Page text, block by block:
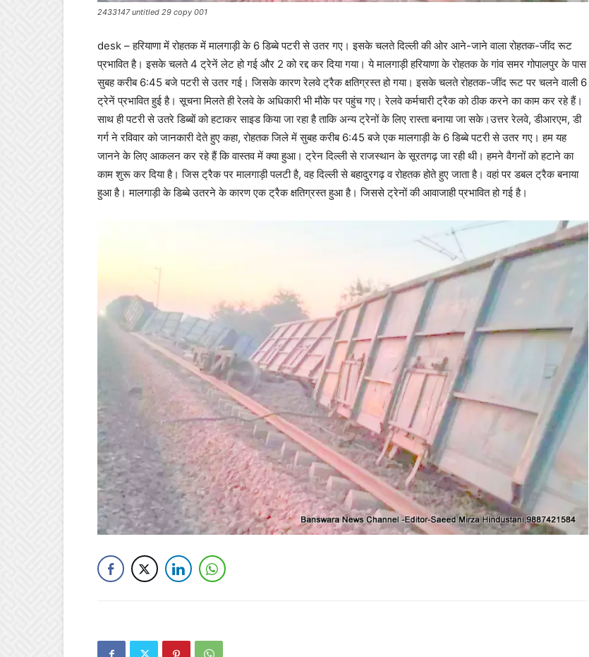
2433147 untitled 29 copy 001
desk – हरियाणा में रोहतक में मालगाड़ी के 6 डिब्बे पटरी से उतर गए। इसके चलते दिल्ली की ओर आने-जाने वाला रोहतक-जींद रूट
प्रभावित है। इसके चलते 4 ट्रेनें लेट हो गई और 2 को रद्द कर दिया गया। ये मालगाड़ी हरियाणा के रोहतक के गांव समर गोपालपुर के पास
सुबह करीब 6:45 बजे पटरी से उतर गई। जिसके कारण रेलवे ट्रैक क्षतिग्रस्त हो गया। इसके चलते रोहतक-जींद रूट पर चलने वाली 6
ट्रेनें प्रभावित हुई है। सूचना मिलते ही रेलवे के अधिकारी भी मौके पर पहुंच गए। रेलवे कर्मचारी ट्रैक को ठीक करने का काम कर रहे हैं।
साथ ही पटरी से उतरे डिब्बों को हटाकर साइड किया जा रहा है ताकि अन्य ट्रेनों के लिए रास्ता बनाया जा सके।उत्तर रेलवे, डीआरएम, डी
गर्ग ने रविवार को जानकारी देते हुए कहा, रोहतक जिले में सुबह करीब 6:45 बजे एक मालगाड़ी के 6 डिब्बे पटरी से उतर गए। हम यह
जानने के लिए आकलन कर रहे हैं कि वास्तव में क्या हुआ। ट्रेन दिल्ली से राजस्थान के सूरतगढ़ जा रही थी। हमने वैगनों को हटाने का
काम शुरू कर दिया है। जिस ट्रैक पर मालगाड़ी पलटी है, वह दिल्ली से बहादुरगढ़ व रोहतक होते हुए जाता है। वहां पर डबल ट्रैक बनाया
हुआ है। मालगाड़ी के डिब्बे उतरने के कारण एक ट्रैक क्षतिग्रस्त हुआ है। जिससे ट्रेनों की आवाजाही प्रभावित हो गई है।